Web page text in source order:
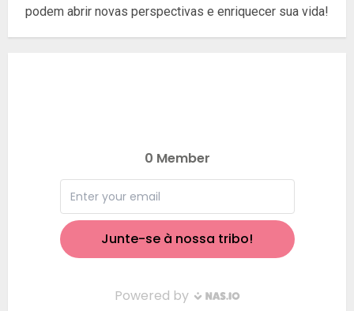
podem abrir novas perspectivas e enriquecer sua vida!